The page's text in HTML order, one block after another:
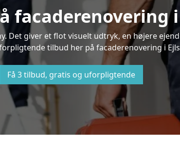
facaderenovering
Det giver et flot visuelt udtryk, en højere
tilbud her på facaderenovering i
Få 3 tilbud, gratis og uforpligtende